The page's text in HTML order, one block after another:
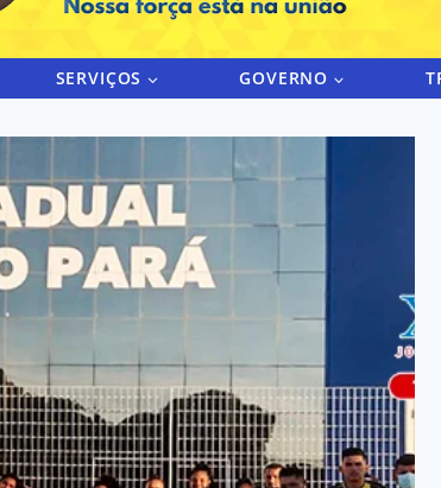
SERVIÇOS GOVERNO